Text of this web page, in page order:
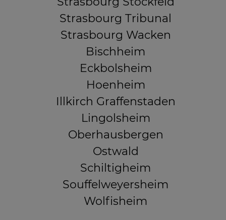
Strasbourg Tribunal
Strasbourg Wacken
Bischheim
Eckbolsheim
Hoenheim
Illkirch Graffenstaden
Lingolsheim
Oberhausbergen
Ostwald
Schiltigheim
Souffelweyersheim
Wolfisheim